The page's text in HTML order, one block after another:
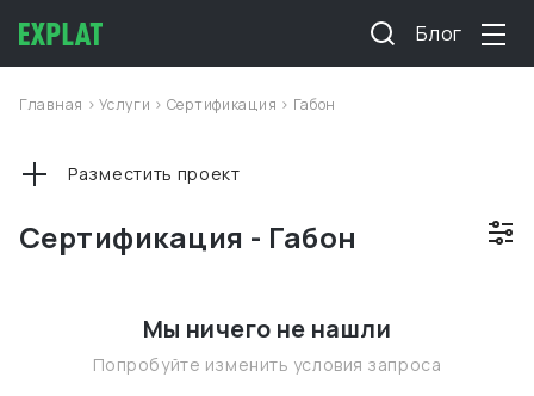
Блог
Главная >Услуги > Сертификация > Габон
Сертификация - Габон
Разместить проект
Мы ничего не нашли
Попробуйте изменить условия запроса